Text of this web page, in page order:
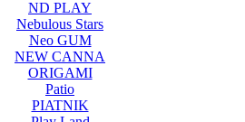
ND PLAY
Nebulous Stars
Neo GUM
NEW CANNA
ORIGAMI
Patio
PIATNIK